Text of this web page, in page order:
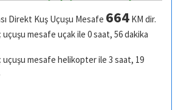
Direkt Kuş Uçuşu Mesafe 664 KM dir.
mesafe uçak ile 0 saat, 56 dakika
mesafe helikopter ile 3 saat, 19